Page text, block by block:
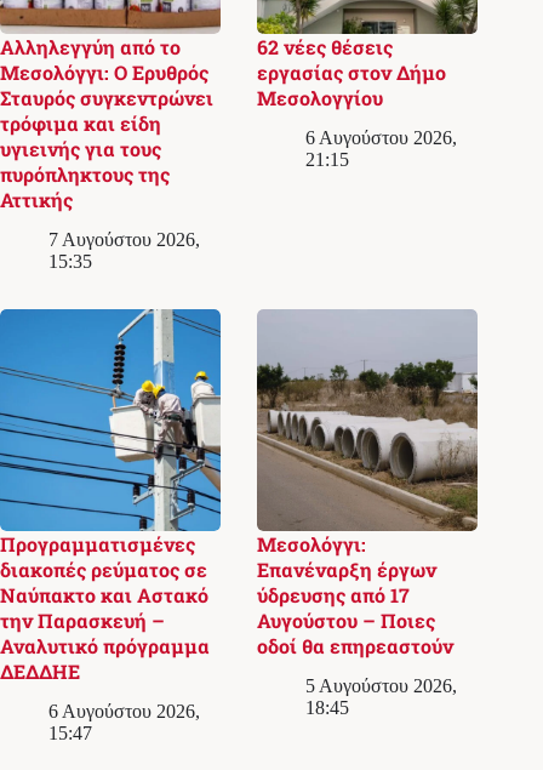
Αλληλεγγύη από το
Μεσολόγγι: Ο Ερυθρός
Σταυρός συγκεντρώνει
τρόφιμα και είδη
υγιεινής για τους
πυρόπληκτους της
Αττικής
7 Αυγούστου 2026,
15:35
62 νέες θέσεις
εργασίας στον Δήμο
Μεσολογγίου
6 Αυγούστου 2026,
21:15
Προγραμματισμένες
διακοπές ρεύματος σε
Ναύπακτο και Αστακό
την Παρασκευή –
Αναλυτικό πρόγραμμα
ΔΕΔΔΗΕ
6 Αυγούστου 2026,
15:47
Μεσολόγγι:
Επανέναρξη έργων
ύδρευσης από 17
Αυγούστου – Ποιες
οδοί θα επηρεαστούν
5 Αυγούστου 2026,
18:45